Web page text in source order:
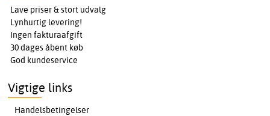
Lave priser & stort udvalg
Lynhurtig levering!
Ingen fakturaafgift
30 dages åbent køb
God kundeservice
Vigtige links
Handelsbetingelser